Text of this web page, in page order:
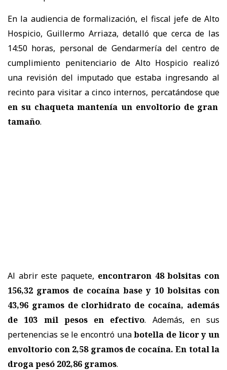
En la audiencia de formalización, el fiscal jefe de Alto
Hospicio, Guillermo Arriaza, detalló que cerca de las
14:50 horas, personal de Gendarmería del centro de
cumplimiento penitenciario de Alto Hospicio realizó
una revisión del imputado que estaba ingresando al
recinto para visitar a cinco internos, percatándose que
en su chaqueta mantenía un envoltorio de gran
tamaño.
Al abrir este paquete, encontraron 48 bolsitas con
156,32 gramos de cocaína base y 10 bolsitas con
43,96 gramos de clorhidrato de cocaína, además
de 103 mil pesos en efectivo. Además, en sus
pertenencias se le encontró unabotella de licor y un
envoltorio con 2,58 gramos de cocaína. En total la
droga pesó 202,86 gramos.